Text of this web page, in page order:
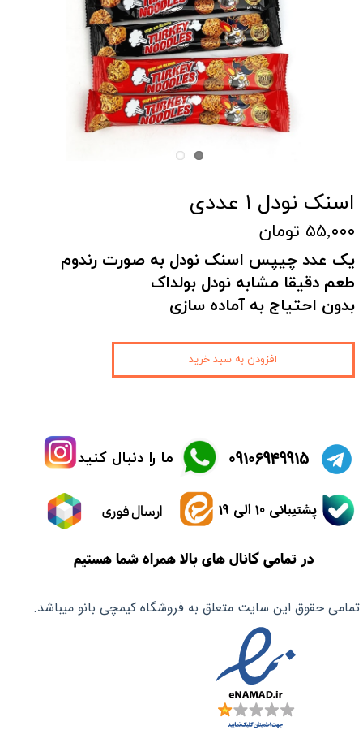
اسنک نودل ۱ عددی
۵۵,۰۰۰ تومان
یک عدد چیپس اسنک نودل به صورت رندوم
طعم دقیقا مشابه نودل بولداک
بدون احتیاج به آماده سازی
افزودن به سبد خرید
تمامی حقوق این سایت متعلق به فروشگاه کیمچی بانو میباشد.
ما را دنبال کنید ​09106949915
ارسال فوری پشتیبانی 10 الی 19
در تمامی کانال های بالا همراه شما هستیم